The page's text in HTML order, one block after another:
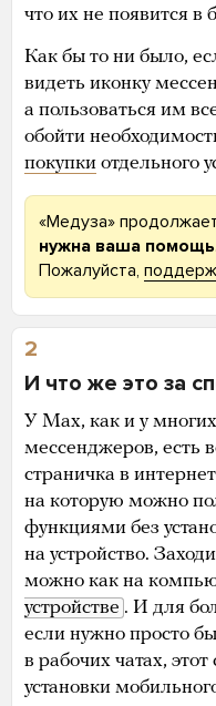
что их не появится в
Как бы то ни было,
видеть иконку
а пользоваться им
обойти
покупки отдельного
«Медуза»
нужна ваша помощь.
Пожалуйста,
2
И что же это за
У Max, как и у
мессенджеров, есть
страничка в
на которую можно
функциями без
на устройство.
можно как на
устройстве . И для
если нужно просто
в рабочих чатах,
установки